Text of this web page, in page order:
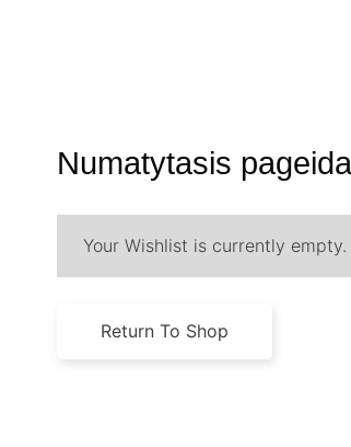
Numatytasis
Your Wishlist is currently empty.
Return To Shop